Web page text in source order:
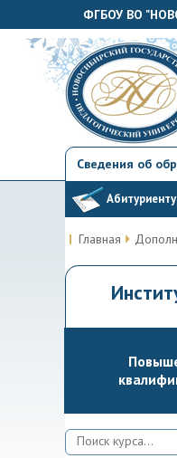
ФГБОУ ВО
Сведения об
Абитуриенту
Главная